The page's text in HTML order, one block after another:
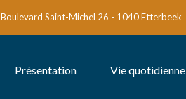
Boulevard Saint-Michel 26 - 1040 Etterbeek
Présentation Vie quotidienne